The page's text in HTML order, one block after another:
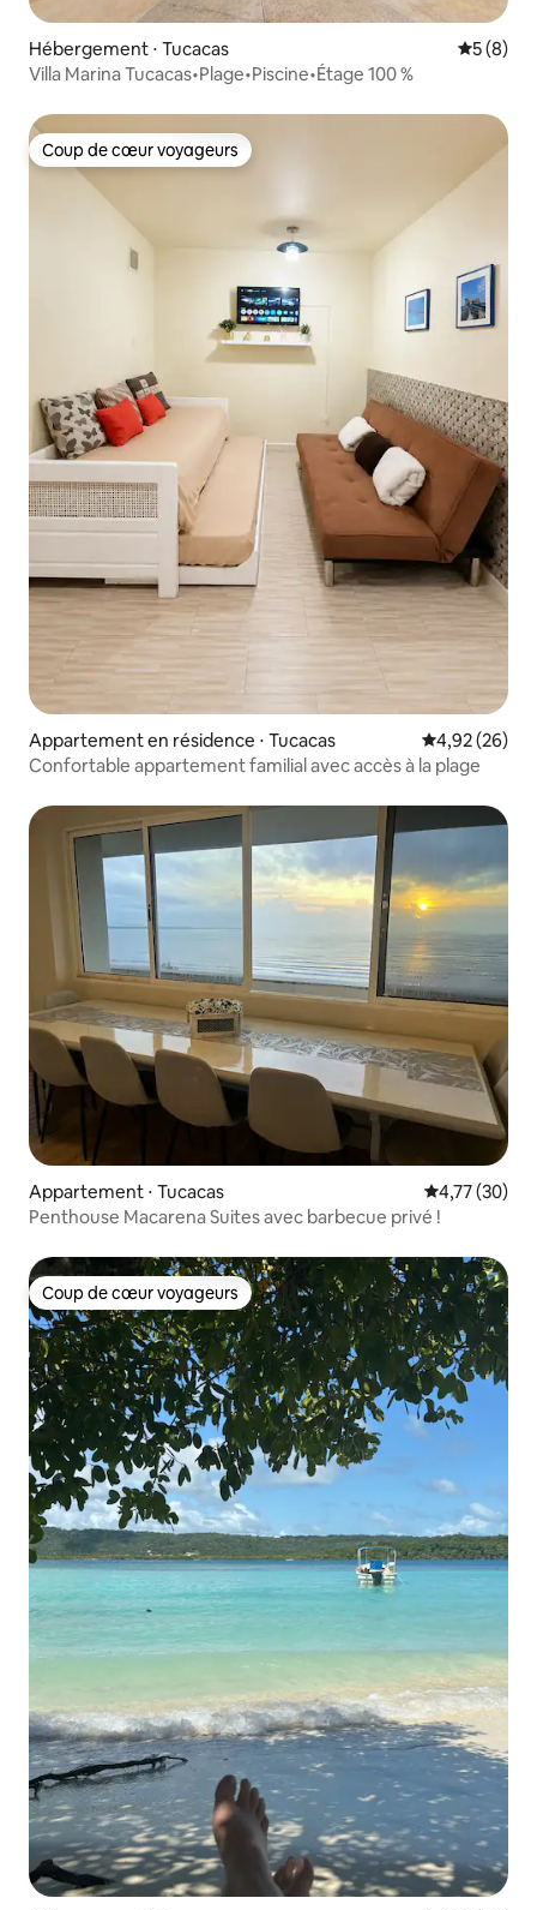
Hébergement ⋅ Tucacas
5 (8)
Villa Marina Tucacas•Plage•Piscine•Étage 100 %
Coup de cœur voyageurs
Coup de cœur voyageurs
Appartement en résidence ⋅ Tucacas Évaluation
4,92 (26)
Confortable appartement familial avec accès à la plage
Appartement ⋅ Tucacas Évaluation
4,77 (30)
Penthouse Macarena Suites avec barbecue privé !
Coup de cœur voyageurs
Coup de cœur voyageurs